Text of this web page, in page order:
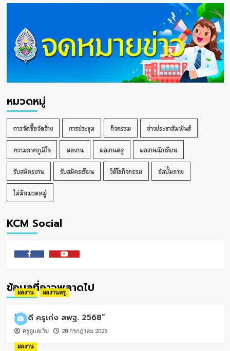
หมวดหมู่
การจัดซื้อจัดจ้าง การประชุม กิจกรรม ข่าวประชาสัมพันธ์
ความภาคภูมิใจ ผลงาน ผลงานครู ผลงานนักเรียน
รับสมัครงาน รับสมัครเรียน วิดีโอกิจกรรม อัลบั้มภาพ
ไม่มีหมวดหมู่
KCM Social
ข้อมูลที่อาจพลาดไป
ผลงาน ผลงานครู
“ครูดี ครูเก่ง สพฐ. 2568”
ครูดูแลเว็บ 28 กรกฎาคม 2026
ผลงาน